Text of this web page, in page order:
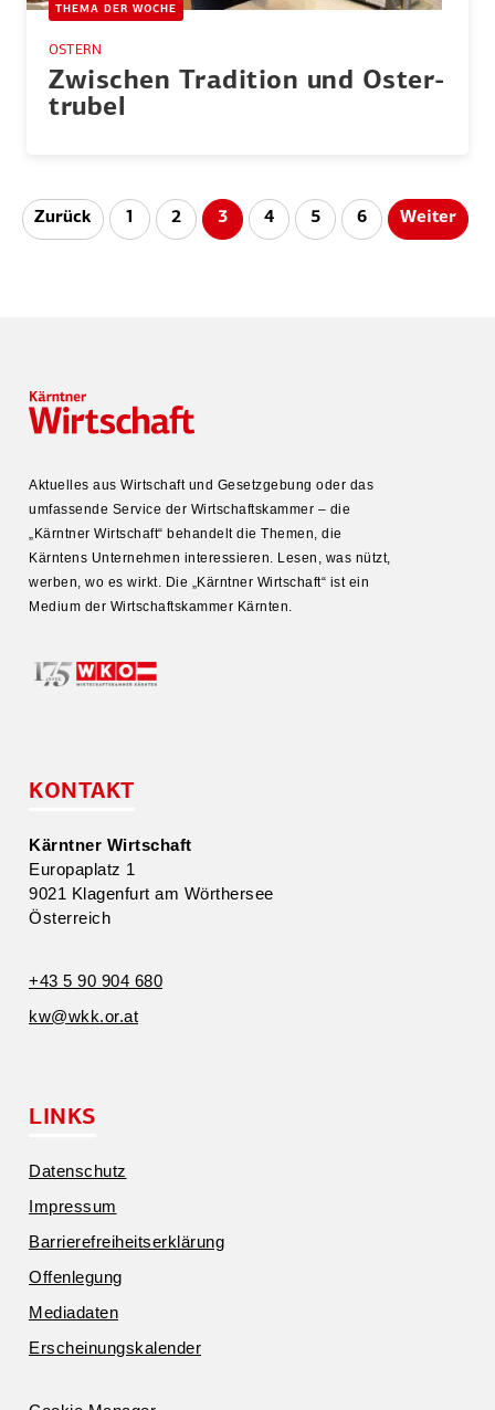
THEMA DER WOCHE
OSTERN
Zwischen Tradition und Oster­
trubel
Seitennummerierung
der
Zurück 1 2 3 4 5 6 Weiter
Aktuelles aus Wirtschaft und Gesetz­gebung oder das
umfas­sende Service der Wirtschafts­kammer – die
„Kärntner Wirtschaft“ behandelt die Themen, die
Kärntens Unter­nehmen inter­es­sieren. Lesen, was nützt,
werben, wo es wirkt. Die „Kärntner Wirtschaft“ ist ein
Medium der Wirtschafts­kammer Kärnten.
KONTAKT
Kärntner Wirtschaft
Europa­platz 1
9021 Klagenfurt am Wörthersee
Öster­reich
+43 5 90 904 680
kw@​wkk.​or.​at
LINKS
Daten­schutz
Impressum
Barrie­re­frei­heits­er­klärung
Offen­legung
Media­daten
Erschei­nungs­ka­lender